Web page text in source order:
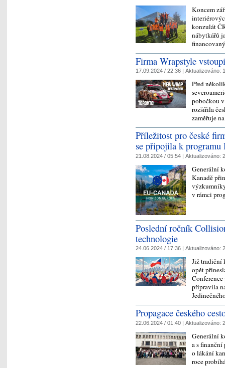
Koncem
konzulát
nábytkářů
Firma Wrapstyle
17.09.2024 / 22:36 | Aktualizováno:
Před
pobočkou
rozšířila
zaměřuje
Příležitost pro české
se připojila k
21.08.2024 / 05:54 | Aktualizováno:
Generální
Kanadě
v rámci
Poslední ročník
technologie
24.06.2024 / 17:36 | Aktualizováno:
Již tradiční
opět
připravila
Propagace českého
22.06.2024 / 01:40 | Aktualizováno:
Generální
a s
o lákání
roce